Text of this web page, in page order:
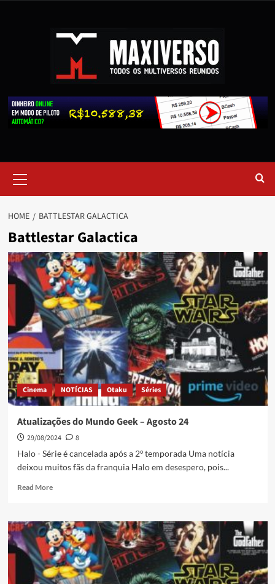
HOME BATTLESTAR GALACTICA
Battlestar Galactica
Cinema NOTÍCIAS Otaku Séries
Atualizações do Mundo Geek – Agosto 24
29/08/2024
8
Halo - Série é cancelada após a 2º temporada Uma notícia
deixou muitos fãs da franquia Halo em desespero, pois...
Read More